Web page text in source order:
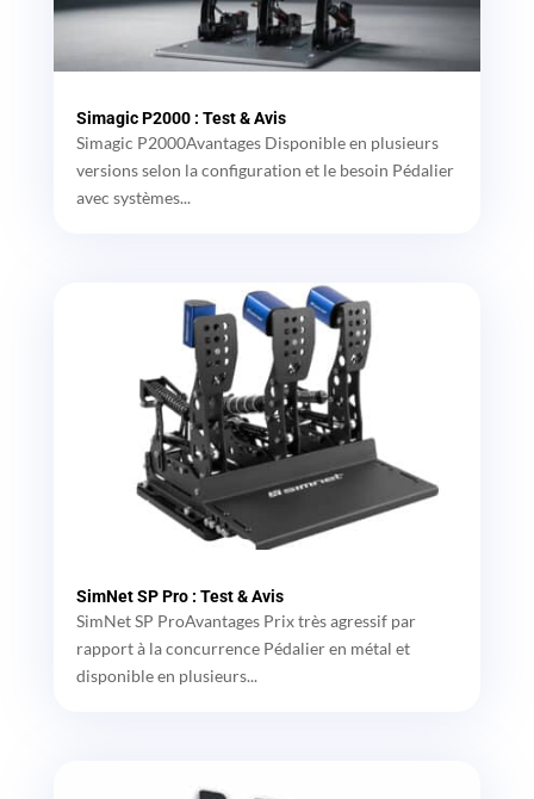
Simagic P2000 : Test & Avis
Simagic P2000Avantages Disponible en plusieurs
versions selon la configuration et le besoin Pédalier
avec systèmes...
SimNet SP Pro : Test & Avis
SimNet SP ProAvantages Prix très agressif par
rapport à la concurrence Pédalier en métal et
disponible en plusieurs...